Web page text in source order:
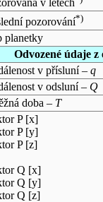
v letech
pozorování*)
planetky
Odvozené údaje
v přísluní – q
v odsluní – Q
doba – T
P [x]
P [y]
P [z]
Q [x]
Q [y]
Q [z]